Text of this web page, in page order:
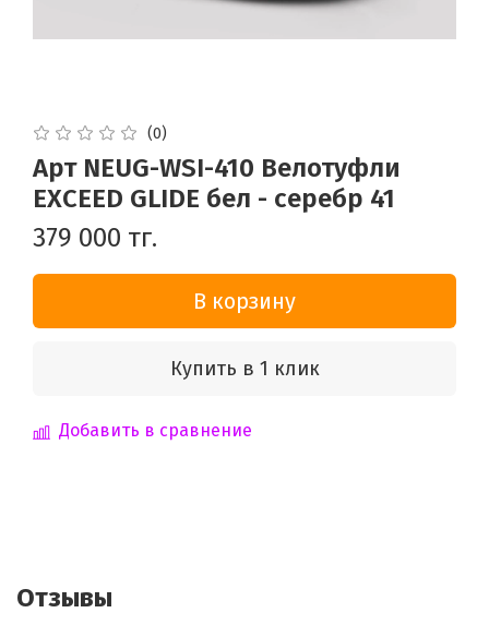
(0)
Арт NEUG-WSI-410 Велотуфли
EXCEED GLIDE бел - серебр 41
379 000 тг.
В корзину
Купить в 1 клик
Добавить в сравнение
Отзывы